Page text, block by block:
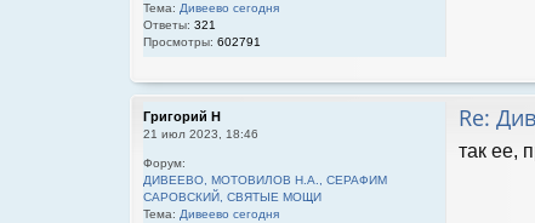
Тема: Дивеево сегодня
Ответы: 321
Просмотры: 602791
Григорий Н
21 июл 2023, 18:46
Форум:
ДИВЕЕВО, МОТОВИЛОВ Н.А., СЕРАФИМ
САРОВСКИЙ, СВЯТЫЕ МОЩИ
Тема: Дивеево сегодня
Re:
так ее,